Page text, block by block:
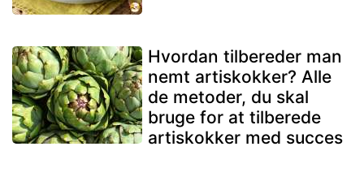
Hvordan tilbereder man
nemt artiskokker? Alle
de metoder, du skal
bruge for at tilberede
artiskokker med succes